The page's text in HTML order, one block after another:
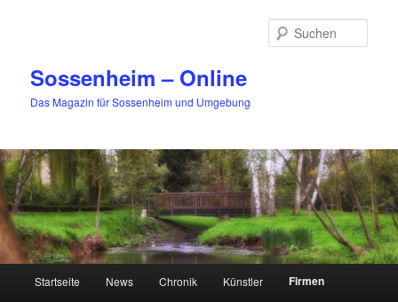
Sossenheim – Online
Das Magazin für Sossenheim und Umgebung
Startseite News Chronik Künstler Firmen